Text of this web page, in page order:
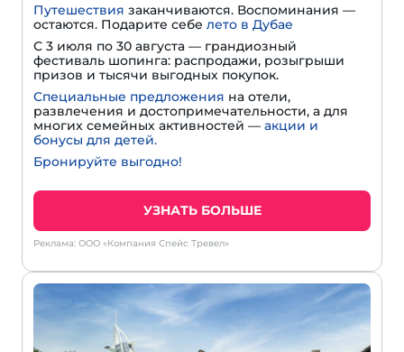
Путешествия заканчиваются. Воспоминания —
остаются. Подарите себе лето в Дубае
С 3 июля по 30 августа — грандиозный
фестиваль шопинга: распродажи, розыгрыши
призов и тысячи выгодных покупок.
Специальные предложения на отели,
развлечения и достопримечательности, а для
многих семейных активностей — акции и
бонусы для детей.
Бронируйте выгодно!
УЗНАТЬ БОЛЬШЕ
Реклама: ООО «Компания Спейс Тревел»